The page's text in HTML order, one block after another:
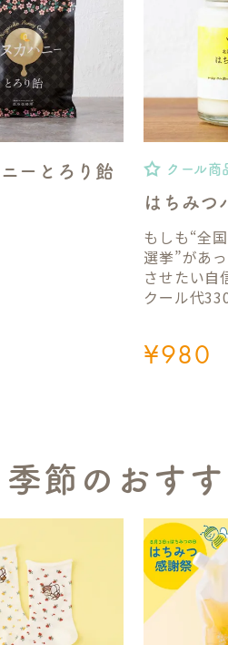
ーとろり飴 クール商
はちみつ
もしも“全
選挙”があ
させたい自
クール代
¥980
季節のおすす